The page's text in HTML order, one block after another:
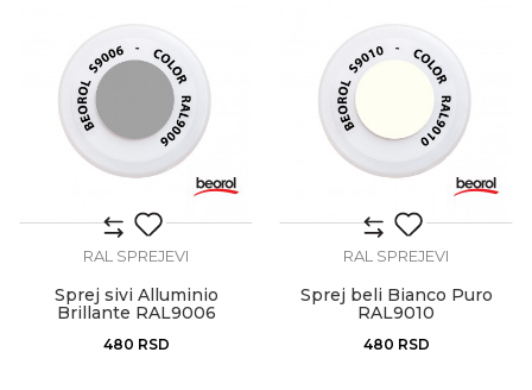
RAL SPREJEVI
Sprej sivi Alluminio
Brillante RAL9006
480 RSD
RAL SPREJEVI
Sprej beli Bianco Puro
RAL9010
480 RSD